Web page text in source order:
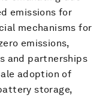
emissions for
mechanisms for
emissions,
and partnerships
adoption of
storage,